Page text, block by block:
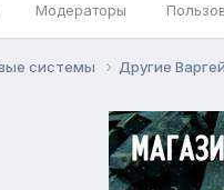
Модераторы
системы Другие